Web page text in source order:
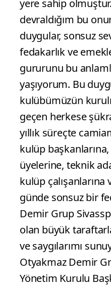
yere sahip
devraldığım bu
duygular, sonsuz
fedakarlık ve
gururunu bu
yaşıyorum. Bu
kulübümüzün
geçen herkese
yıllık süreçte
kulüp
üyelerine, teknik
kulüp
günde sonsuz bir
Demir Grup
olan büyük
ve saygılarımı
Otyakmaz Demir
Yönetim Kurulu